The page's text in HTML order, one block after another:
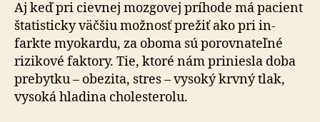
Aj keď pri cievnej mozgovej príhode má pacient
šta­tis­ticky väčšiu možnosť prežiť ako pri in­
farkte myo­kardu, za oboma sú po­rov­na­teľné
rizikové faktory. Tie, ktoré nám pri­niesla doba
pre­bytku – obe­zita, stres – vy­soký krvný tlak,
vy­soká hla­dina cholesterolu.